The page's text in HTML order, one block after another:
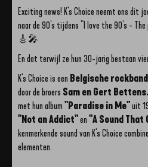
Exciting news! K's Choice neemt ons dit
naar de 90's tijdens "I love the 90's - The
🎸🎤
En dat terwijl ze hun 30-jarig bestaan
K's Choice is een Belgische rockband
door de broers Sam en Gert Bettens.
met hun album"Paradise in Me"uit
"Not an Addict"en"A Sound That
kenmerkende sound van K's Choice
elementen.